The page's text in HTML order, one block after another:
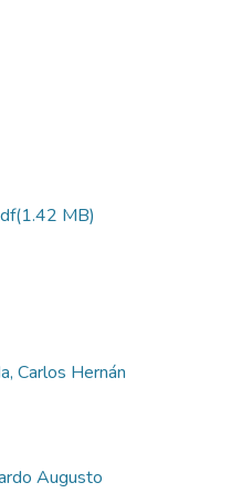
(1.42 MB)
Carlos Hernán
Augusto